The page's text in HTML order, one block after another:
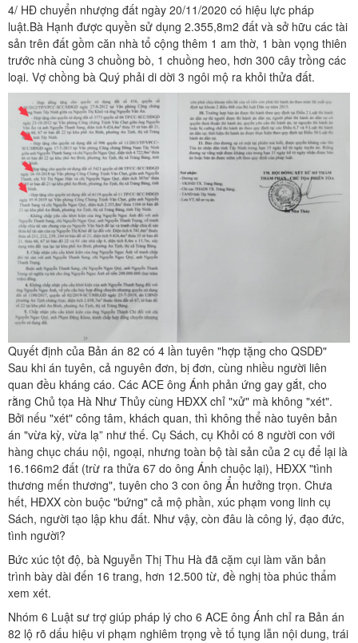
4/ HĐ chuyển nhượng đất ngày 20/11/2020 có hiệu lực pháp
luật.Bà Hạnh được quyền sử dụng 2.355,8m2 đất và sở hữu các tài
sản trên đất gồm căn nhà tổ cộng thêm 1 am thờ, 1 bàn vọng thiên
trước nhà cùng 3 chuồng bò, 1 chuồng heo, hơn 300 cây trồng các
loại. Vợ chồng bà Quý phải di dời 3 ngôi mộ ra khỏi thửa đất.
Quyết định của Bản án 82 có 4 lần tuyên "hợp tặng cho QSDĐ"
Sau khi án tuyên, cả nguyên đơn, bị đơn, cùng nhiều người liên
quan đều kháng cáo. Các ACE ông Ánh phản ứng gay gắt, cho
rằng Chủ tọa Hà Như Thủy cùng HĐXX chỉ "xử" mà không "xét".
Bởi nếu "xét" công tâm, khách quan, thì không thể nào tuyên bản
án "vừa kỳ, vừa lạ” như thế. Cụ Sách, cụ Khỏi có 8 người con với
hàng chục cháu nội, ngoại, nhưng toàn bộ tài sản của 2 cụ để lại là
16.166m2 đất (trừ ra thửa 67 do ông Ánh chuộc lại), HĐXX "tình
thương mến thương", tuyên cho 3 con ông Ẩn hưởng trọn. Chưa
hết, HĐXX còn buộc "bứng" cả mộ phần, xúc phạm vong linh cụ
Sách, người tạo lập khu đất. Như vậy, còn đâu là công lý, đạo đức,
tình người?
Bức xúc tột độ, bà Nguyễn Thị Thu Hà đã cặm cụi làm văn bản
trình bày dài đến 16 trang, hơn 12.500 từ, đề nghị tòa phúc thẩm
xem xét.
Nhóm 6 Luật sư trợ giúp pháp lý cho 6 ACE ông Ánh chỉ ra Bản án
82 lộ rõ dấu hiệu vi phạm nghiêm trọng về tố tụng lẫn nội dung, trái